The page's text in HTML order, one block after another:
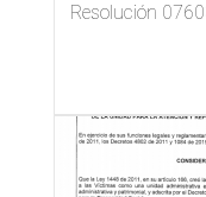
Resolución